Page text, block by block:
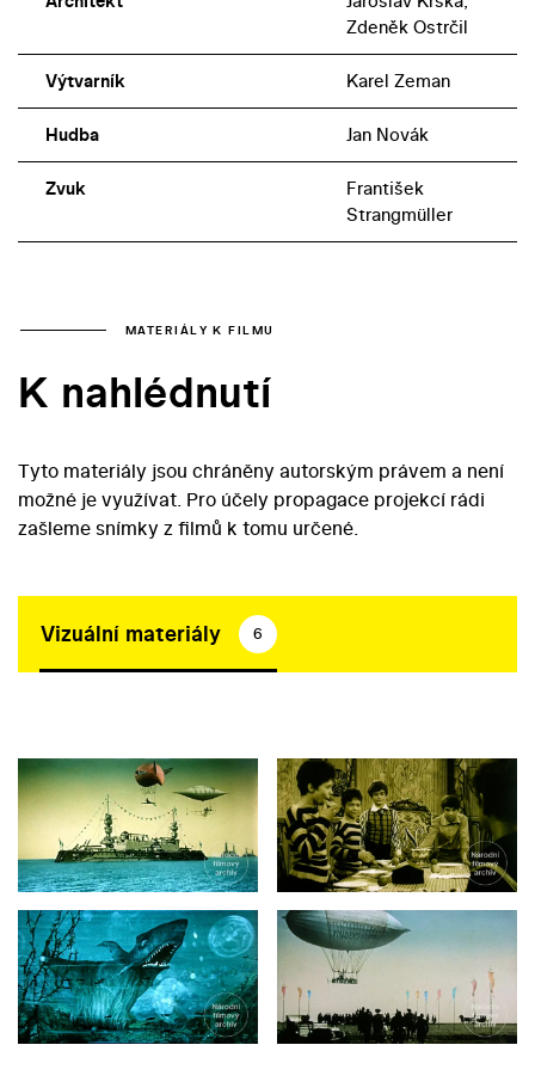
Zdeněk Ostrčil
Výtvarník Karel Zeman
Hudba Jan Novák
Zvuk
František
Strangmüller
MATERIÁLY K FILMU
K nahlédnutí
Tyto materiály jsou chráněny autorským právem a není
možné je využívat. Pro účely propagace projekcí rádi
zašleme snímky z filmů k tomu určené.
Vizuální materiály 6